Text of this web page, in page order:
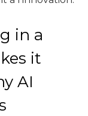
in a
it
AI